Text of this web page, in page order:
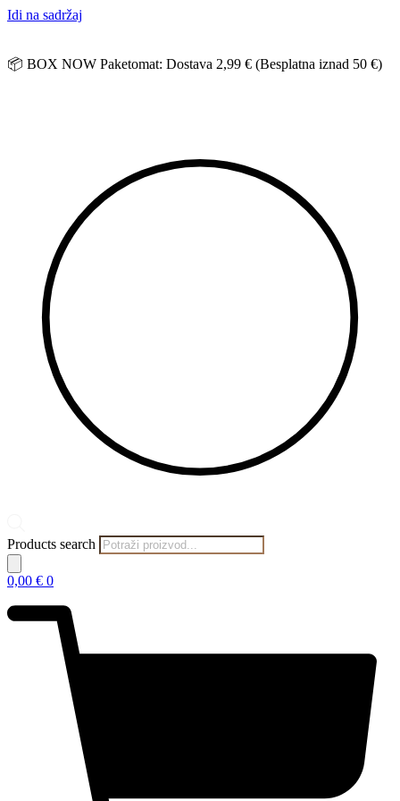
Idi na sadržaj
📦 BOX NOW Paketomat: Dostava 2,99 € (Besplatna iznad 50 €)
Products search
0,00 € 0